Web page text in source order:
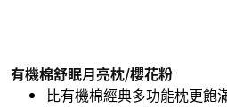
有機棉舒眠月亮枕/櫻花粉
比有機棉經典多功能枕更飽